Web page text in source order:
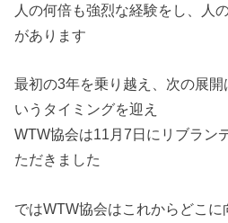
人の何倍も強烈な経験をし、人
があります
最初の3年を乗り越え、次の展
いうタイ ミングを迎え
WTW協会は11月7日にリブラン
ただき ました
ではWTW協会はこれからどこに